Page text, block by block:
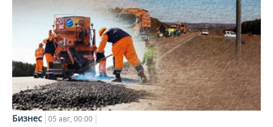
Бизнес 05 авг, 00:00